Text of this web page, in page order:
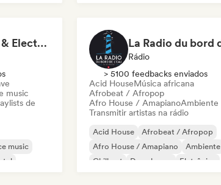
Techno/House & Electronic Music for Svea Playlists
music
de
music
Rádio
> 5100 feedbacks enviados
Acid HouseMúsica africana
Afrobeat / Afropop
Afro House / AmapianoAmbiente
Transmitir artistas na rádio
Acid House
Afrobeat / Afropop
Afro House / Amapiano
Ambiente
Chill out
Deep house
Eletrônica